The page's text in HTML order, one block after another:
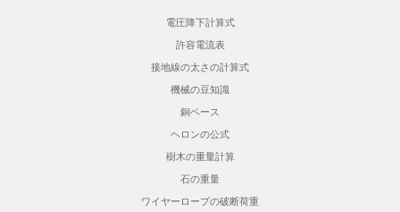
電圧降下計算式
許容電流表
接地線の太さの計算式
機械の豆知識
銅ベース
ヘロンの公式
樹木の重量計算
石の重量
ワイヤーロープの破断荷重